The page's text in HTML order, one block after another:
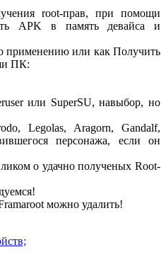
root-прав, при помощи
APK в память девайса и
применению или как Получить
ПК:
или SuperSU, навыбор, но
Legolas, Aragorn, Gandalf,
персонажа, если он
о удачно полученых Root-
можно удалить!